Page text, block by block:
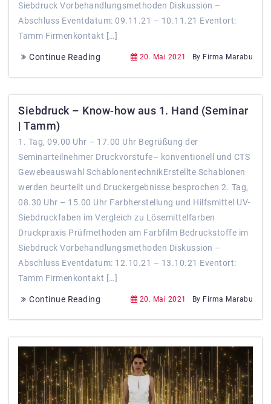
Siebdruck Vorbehandlungsmethoden Diskussion –
Abschluss Eventdatum: 09.11.21 – 10.11.21 Eventort:
Tamm Firmenkontakt […]
Continue Reading 20. Mai 2021 By Firma Marabu
Siebdruck – Know-how aus 1. Hand (Seminar
| Tamm)
1. Tag, 09.00 Uhr – 17.00 Uhr Begrüßung der
Seminarteilnehmer Druckvorstufe– konventionell und CTS
Gewebeauswahl SchablonentechnikErstellte Schablonen
werden beurteilt und Druckergebnisse besprochen 2. Tag,
08.30 Uhr – 15.00 Uhr Farbherstellung und Hilfsmittel UV-
Siebdruckfaben im Vergleich zu Lösemittelfarben
Druckpraxis Prüfmethoden am Farbfilm Bedruckstoffe im
Siebdruck Vorbehandlungsmethoden Diskussion –
Abschluss Eventdatum: 12.10.21 – 13.10.21 Eventort:
Tamm Firmenkontakt […]
Continue Reading 20. Mai 2021 By Firma Marabu